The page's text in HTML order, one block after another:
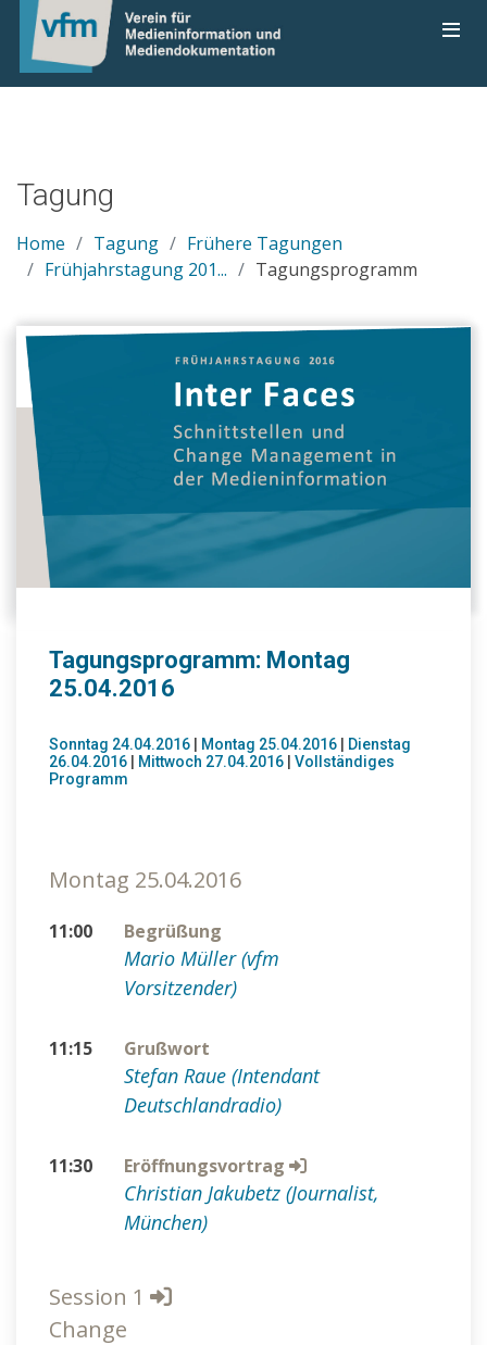
Tagung
Home Tagung
Frühere Tagungen
Frühjahrstagung 201...
Tagungsprogramm
Tagungsprogramm: Montag
25.04.2016
Sonntag 24.04.2016 | Montag 25.04.2016 | Dienstag
26.04.2016 | Mittwoch 27.04.2016 | Vollständiges
Programm
Montag 25.04.2016
11:00 Begrüßung
Mario Müller (vfm
Vorsitzender)
11:15 Grußwort
Stefan Raue (Intendant
Deutschlandradio)
11:30 Eröffnungsvortrag
Christian Jakubetz (Journalist,
München)
Session 1
Change